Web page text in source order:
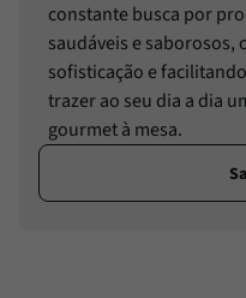
constante busca por
saudáveis e
sofisticação e
trazer ao seu dia a dia
gourmet à mesa.